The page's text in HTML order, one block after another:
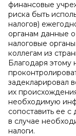
финансовые
риска быть
налогов)
органам данные
налоговые
коллегам из
Благодаря этому
задекларировал
их
необходимую
сопоставить ее
в случае
налоги.